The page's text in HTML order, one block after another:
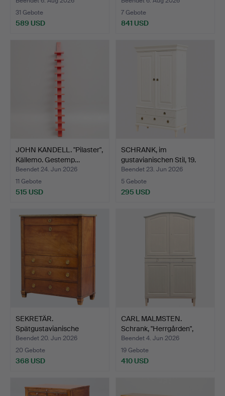
31 Gebote
589 USD
7 Gebote
841 USD
JOHN KANDELL. "Pilaster",
Källemo. Gestemp…
Beendet 24. Jun 2026
11 Gebote
515 USD
SCHRANK, im
gustavianischen Stil, 19.
Jahr…
Beendet 23. Jun 2026
5 Gebote
295 USD
SEKRETÄR.
Spätgustavianische
Provinz-Arbei…
Beendet 20. Jun 2026
20 Gebote
368 USD
CARL MALMSTEN.
Schrank, "Herrgården",
sign…
Beendet 4. Jun 2026
19 Gebote
410 USD